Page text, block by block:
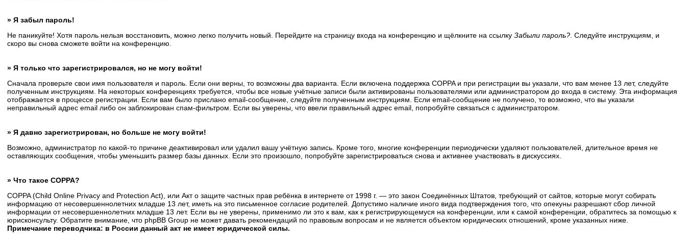
» Я забыл пароль!
Не паникуйте! Хотя пароль нельзя восстановить, можно легко получить новый. Перейдите на страницу входа на конференцию и щёлкните на ссылку Забыли пароль? . Следуйте инструкциям, и
скоро вы снова сможете войти на конференцию.
» Я только что зарегистрировался, но не могу войти!
Сначала проверьте свои имя пользователя и пароль. Если они верны, то возможны два варианта. Если включена поддержка COPPA и при регистрации вы указали, что вам менее 13 лет, следуйте
полученным инструкциям. На некоторых конференциях требуется, чтобы все новые учётные записи были активированы пользователями или администратором до входа в систему. Эта информация
отображается в процессе регистрации. Если вам было прислано email-сообщение, следуйте полученным инструкциям. Если email-сообщение не получено, то возможно, что вы указали
неправильный адрес email либо он заблокирован спам-фильтром. Если вы уверены, что ввели правильный адрес email, попробуйте связаться с администратором.
» Я давно зарегистрирован, но больше не могу войти!
Возможно, администратор по какой-то причине деактивировал или удалил вашу учётную запись. Кроме того, многие конференции периодически удаляют пользователей, длительное время не
оставляющих сообщения, чтобы уменьшить размер базы данных. Если это произошло, попробуйте зарегистрироваться снова и активнее участвовать в дискуссиях.
» Что такое COPPA?
COPPA (Child Online Privacy and Protection Act), или Акт о защите частных прав ребёнка в интернете от 1998 г. — это закон Соединённых Штатов, требующий от сайтов, которые могут собирать
информацию от несовершеннолетних младше 13 лет, иметь на это письменное согласие родителей. Допустимо наличие иного вида подтверждения того, что опекуны разрешают сбор личной
информации от несовершеннолетних младше 13 лет. Если вы не уверены, применимо ли это к вам, как к регистрирующемуся на конференции, или к самой конференции, обратитесь за помощью к
юрисконсульту. Обратите внимание, что phpBB Group не может давать рекомендаций по правовым вопросам и не является объектом юридических отношений, кроме указанных ниже.
Примечание переводчика: в России данный акт не имеет юридической силы.